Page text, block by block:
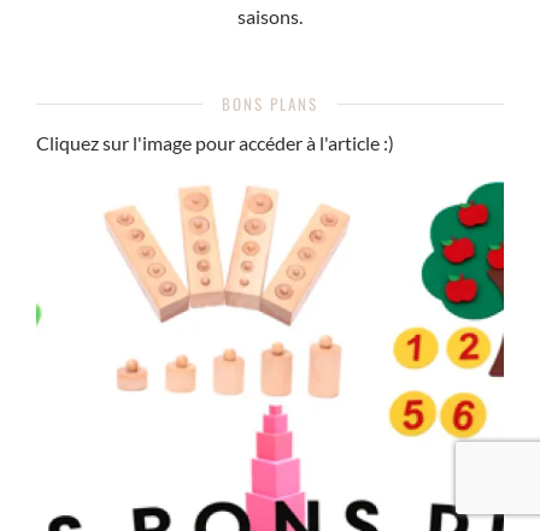
saisons.
BONS PLANS
Cliquez sur l'image pour accéder à l'article :)